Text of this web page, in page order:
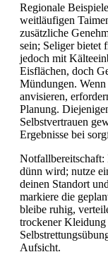
Regionale
weitläufigen
zusätzliche
sein; Seliger bietet
jedoch mit
Eisflächen, doch
Mündungen.
anvisieren,
Planung.
Selbstvertrauen
Ergebnisse bei
Notfallbereitschaft:
dünn wird; nutze
deinen Standort
markiere die
bleibe ruhig,
trockener
Aufsicht.